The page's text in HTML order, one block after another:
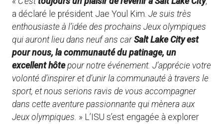
a déclaré le président Jae Youl Kim. Je suis très
enthousiaste à l’idée des prochains Jeux olympiques
qui auront lieu dans neuf ans carSalt Lake City est
pour nous, la communauté du patinage, un
excellent hôtepour notre événement. J’apprécie votre
volonté d’inspirer et d’unir la communauté à travers le
sport, et nous serions ravis de vous accompagner
dans cette aventure passionnante qui mènera aux
Jeux olympiques. » L’ISU s’est engagée à explorer